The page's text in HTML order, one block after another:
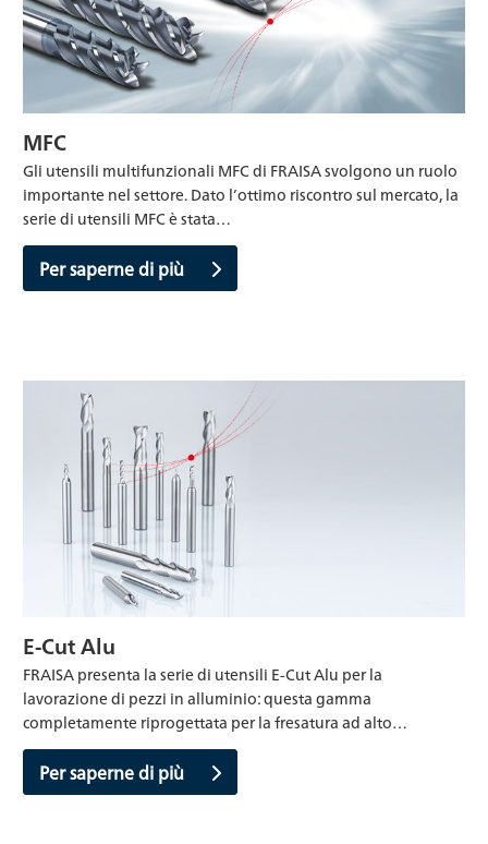
MFC
Gli utensili multifunzionali MFC di FRAISA svolgono un ruolo
importante nel settore. Dato l’ottimo riscontro sul mercato, la
serie di utensili MFC è stata…
Per saperne di più
E-Cut Alu
FRAISA presenta la serie di utensili E-Cut Alu per la
lavorazione di pezzi in alluminio: questa gamma
completamente riprogettata per la fresatura ad alto…
Per saperne di più